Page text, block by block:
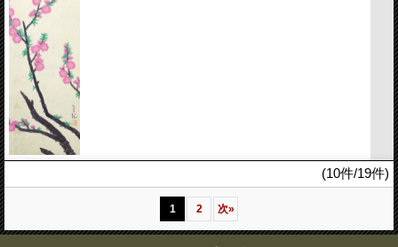
(10件/19件)
1 2 次»